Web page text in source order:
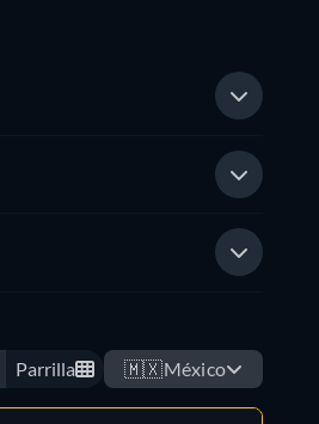
Parrilla 🇲🇽México